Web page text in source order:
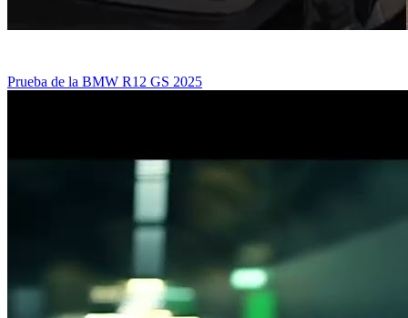
Prueba de la BMW R12 GS 2025